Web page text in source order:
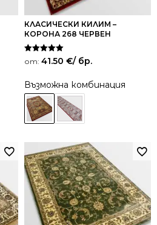
КЛАСИЧЕСКИ КИЛИМ –
КОРОНА 268 ЧЕРВЕН
Оценено на
5.00
от: 41.50 €/ бр.
Възможна комбинация